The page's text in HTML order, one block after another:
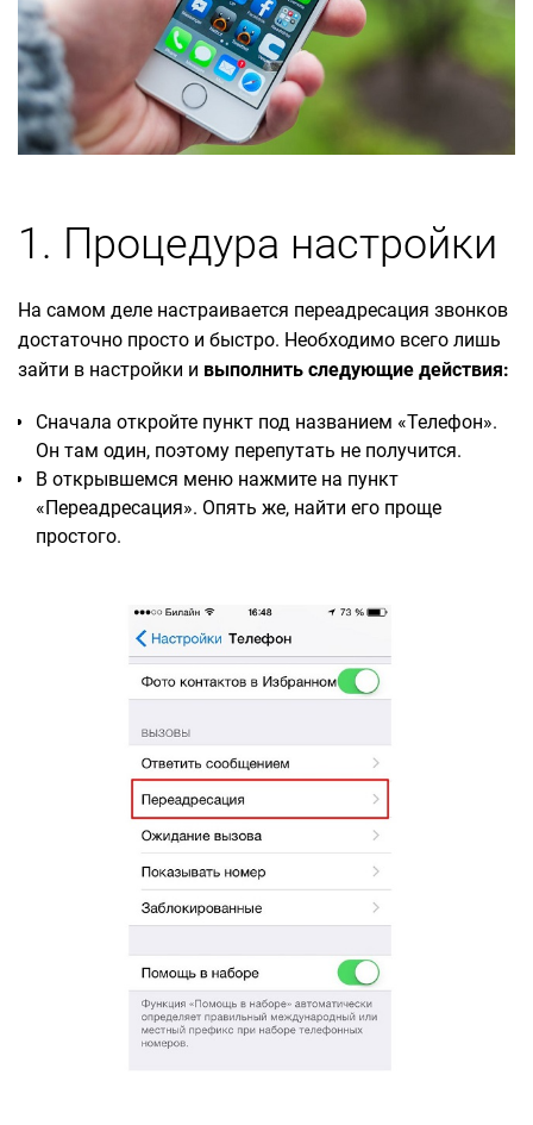
1. Процедура настройки
На самом деле настраивается переадресация звонков
достаточно просто и быстро. Необходимо всего лишь
зайти в настройки и выполнить следующие действия:
Сначала откройте пункт под названием «Телефон».
Он там один, поэтому перепутать не получится.
В открывшемся меню нажмите на пункт
«Переадресация». Опять же, найти его проще
простого.